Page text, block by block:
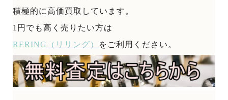
積極的に高価買取しています。
1円でも高く売りたい方は
RERING（リリング）
をご利用ください。